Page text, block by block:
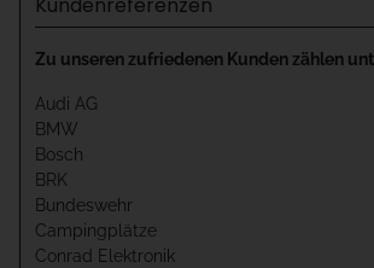
Kundenreferenzen
Zu unseren zufriedenen Kunden zählen
Audi AG
BMW
Bosch
BRK
Bundeswehr
Campingplätze
Conrad Elektronik